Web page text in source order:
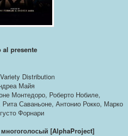
al presente
Distribution
Майя
Монтедоро, Роберто Нобиле,
Саваньоне, Антонио Рокко, Марко
Форнари
[AlphaProject]